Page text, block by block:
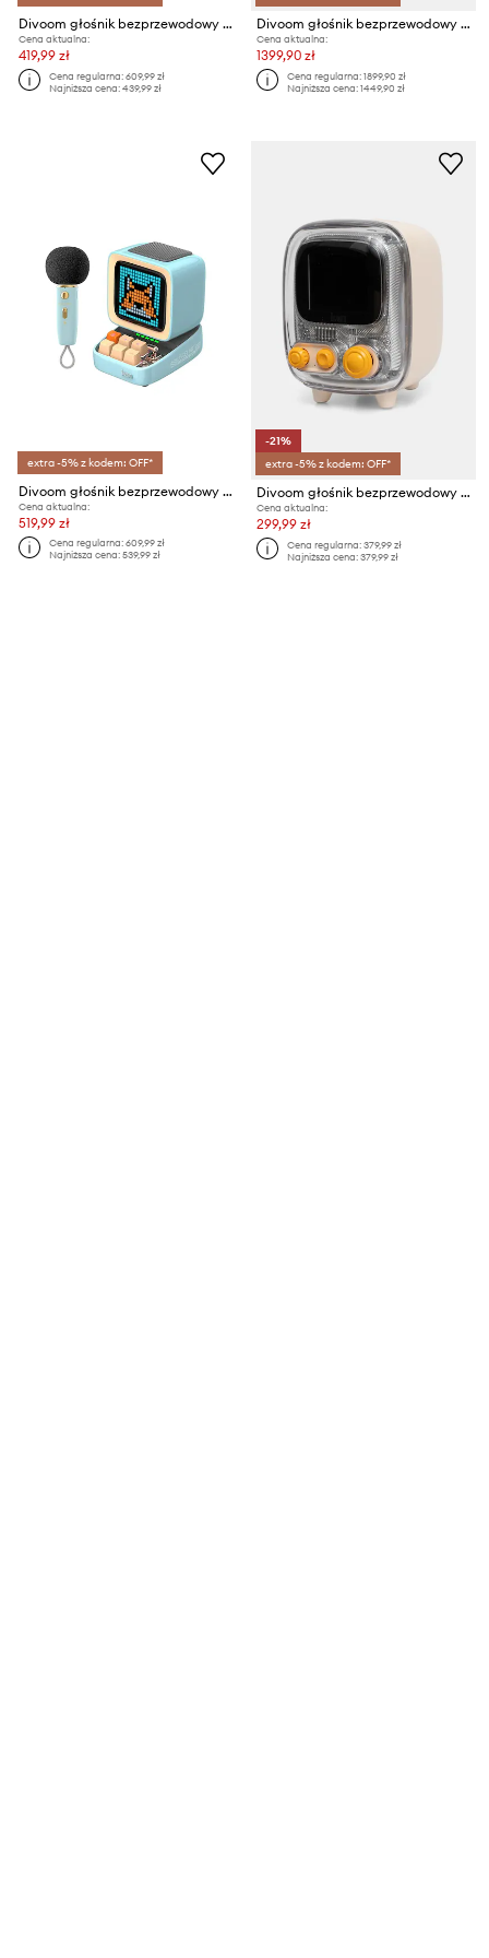
Divoom głośnik bezprzewodowy Art Game Retro
Cena aktualna:
419,99 zł
Cena regularna:609,99 zł
Najniższa cena:439,99 zł
Divoom głośnik bezprzewodowy z mikrofonami SparkPro
Cena aktualna:
1399,90 zł
Cena regularna:1899,90 zł
Najniższa cena:1449,90 zł
extra -5% z kodem: OFF*
Divoom głośnik bezprzewodowy i mikrofon Ditoo-5M
Cena aktualna:
519,99 zł
Cena regularna:609,99 zł
Najniższa cena:539,99 zł
-21%
extra -5% z kodem: OFF*
Divoom głośnik bezprzewodowy Tivoo 2
Cena aktualna:
299,99 zł
Cena regularna:379,99 zł
Najniższa cena:379,99 zł